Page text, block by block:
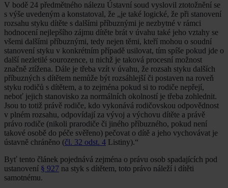
V bodě 24 předmětného nálezu Ústavní soud vyslovil ztotožnění se
s výše uvedeným a konstatoval, že „je také logické, že při stanovení
rozsahu styku dítěte s dalšími příbuznými je nezbytné v rámci
hodnocení nejlepšího zájmu dítěte brát v úvahu také jeho vztahy se
všemi dalšími příbuznými, tedy nejen těmi, kteří mohou o soudní
stanovení styku v konkrétním případě usilovat, tím spíše pokud jde o
další nezletilé sourozence, u nichž je taková procesní možnost
značně ztížena. Dále je třeba vzít v úvahu, že rozsah styku dalších
příbuzných s dítětem nemůže být rozsáhlejší či postaven na roveň
styku rodičů s dítětem, a to zejména pokud si to rodiče nepřejí,
neboť jejich stanovisko za normálních okolností je třeba zohlednit.
Jsou to totiž právě rodiče, kdo vykonává rodičovskou odpovědnost
v plném rozsahu, odpovídají za vývoj a výchovu dítěte a právě
právo rodiče (nikoli prarodiče či jiného příbuzného, pokud není
takové osobě do péče svěřeno) pečovat o dítě a jeho vychovávat je
ústavně chráněno (čl. 32 odst. 4 Listiny).“
Byť tento článek pojednává zejména o právu osob spadajících pod
ustanovení § 927 na styk s dítětem, toto právo náleží i dítěti
samotnému.